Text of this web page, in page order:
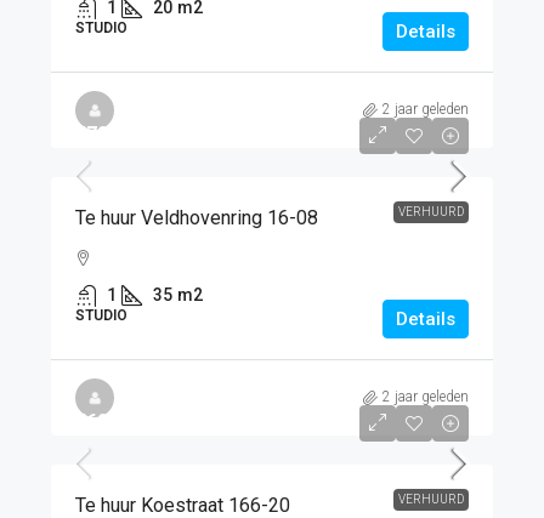
1 20 m2
STUDIO Details
2 jaar geleden
VERHUURD
€725
Te huur Veldhovenring 16-08
1 35 m2
STUDIO Details
2 jaar geleden
VERHUURD
€620
Te huur Koestraat 166-20